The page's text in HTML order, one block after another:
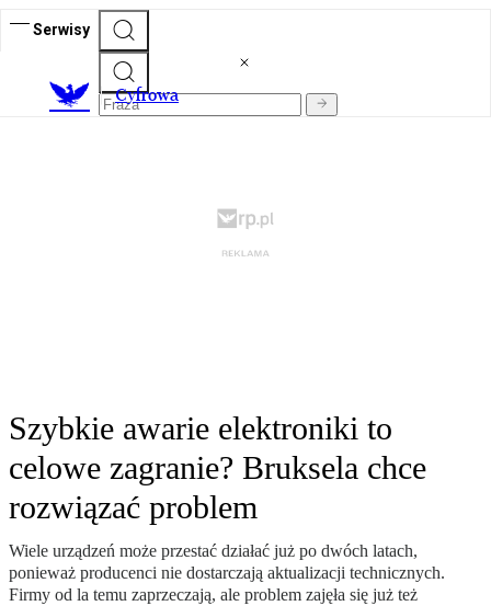
Serwisy
Cyfrowa
Szybkie awarie elektroniki to
celowe zagranie? Bruksela chce
rozwiązać problem
Wiele urządzeń może przestać działać już po dwóch latach,
ponieważ producenci nie dostarczają aktualizacji technicznych.
Firmy od la temu zaprzeczają, ale problem zajęła się już też